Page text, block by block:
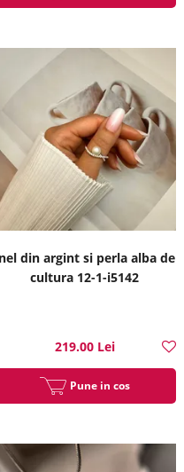
din argint si perla alba de
cultura 12-1-i5142
219.00 Lei
Pune in cos